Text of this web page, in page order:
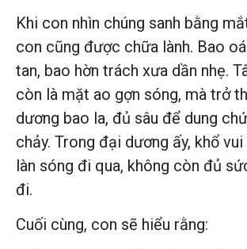
Khi con nhìn chúng sanh bằng
con cũng được chữa lành. Bao
tan, bao hờn trách xưa dần nhẹ.
còn là mặt ao gợn sóng, mà trở
dương bao la, đủ sâu để dung
chảy. Trong đại dương ấy, khổ
làn sóng đi qua, không còn đủ
đi.
Cuối cùng, con sẽ hiểu rằng: